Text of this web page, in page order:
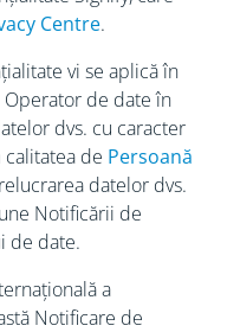
Centre.
vi se aplică în
Operator de date în
dvs. cu caracter
calitatea de Persoană
datelor dvs.
Notificării de
de date.
a
Notificare de